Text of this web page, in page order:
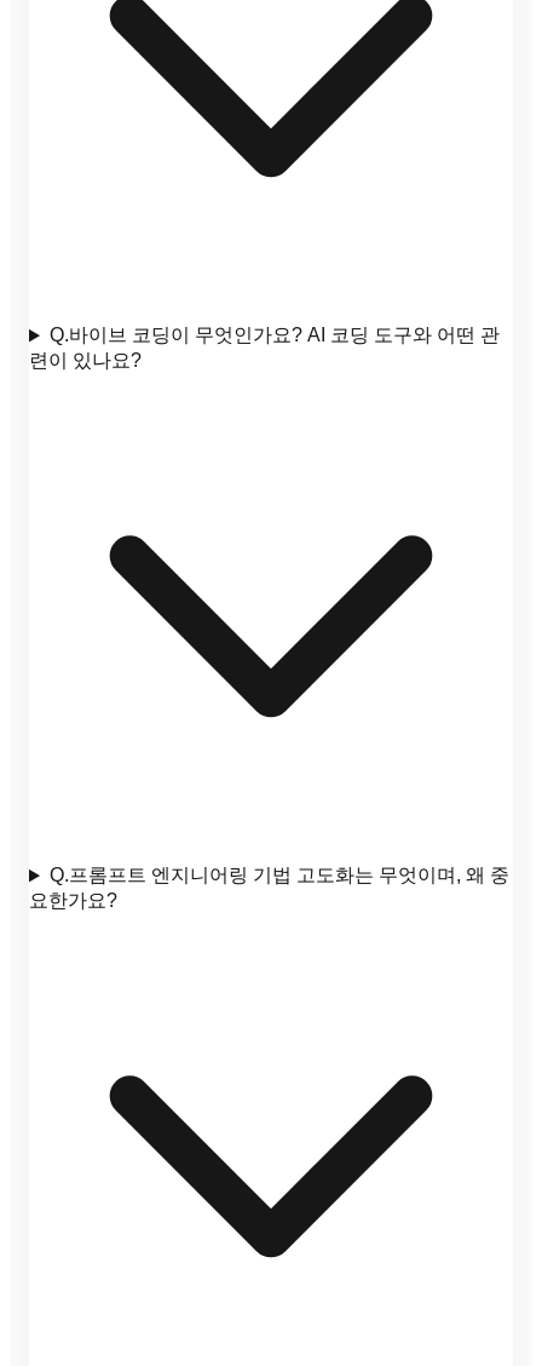
Q.바이브 코딩이 무엇인가요? AI 코딩 도구와 어떤 관
련이 있나요?
Q.프롬프트 엔지니어링 기법 고도화는 무엇이며, 왜 중
요한가요?